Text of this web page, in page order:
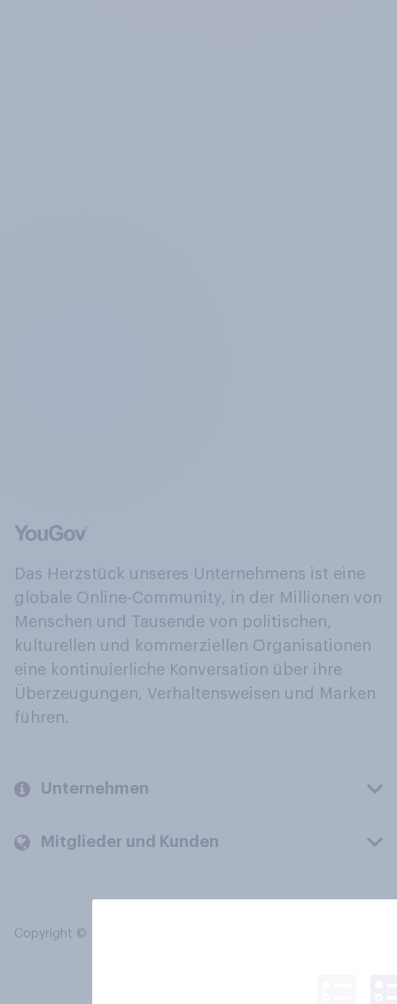
Das Herzstück unseres Unternehmens ist eine
globale Online-Community, in der Millionen von
Menschen und Tausende von politischen,
kulturellen und kommerziellen Organisationen
eine kontinuierliche Konversation über ihre
Überzeugungen, Verhaltensweisen und Marken
führen.
Unternehmen
Mitglieder und Kunden
Copyright © 2026 YouGov PLC. Alle Rechte vorbehalten.